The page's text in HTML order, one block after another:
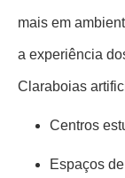
mais em
a experiência
Claraboias
Centros
Espaços